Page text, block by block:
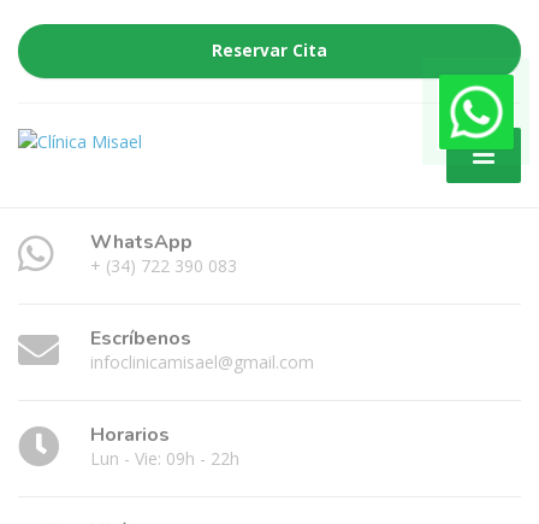
Reservar Cita
WhatsApp
+ (34) 722 390 083
Escríbenos
infoclinicamisael@gmail.com
Horarios
Lun - Vie: 09h - 22h